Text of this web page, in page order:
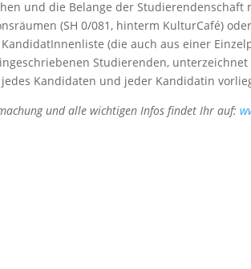
und die Belange der Studierendenschaft
(SH 0/081, hinterm KulturCafé)
(die auch aus einer
Studierenden,
Kandidaten und jeder Kandidatin
und alle wichtigen Infos findet Ihr auf: